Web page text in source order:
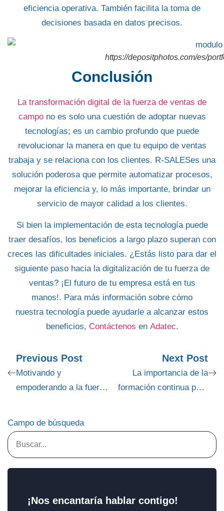
eficiencia operativa. También facilita la toma de
decisiones basada en datos precisos.
https://depositphotos.com/es/
Conclusión
La transformación digital de la fuerza de ventas de
campo no es solo una cuestión de adoptar nuevas
tecnologías; es un cambio profundo que puede
revolucionar la manera en que tu equipo de ventas
trabaja y se relaciona con los clientes. R-SALESes una
solución poderosa que permite automatizar procesos,
mejorar la eficiencia y, lo más importante, brindar un
servicio de mayor calidad a los clientes.
Si bien la implementación de esta tecnología puede
traer desafíos, los beneficios a largo plazo superan con
creces las dificultades iniciales. ¿Estás listo para dar el
siguiente paso hacia la digitalización de tu fuerza de
ventas?¡El futuro de tu empresa está en tus
manos!. Para más información sobre cómo
nuestra tecnología puede ayudarle a alcanzar estos
beneficios, Contáctenos en Adatec.
Previous Post
Motivando y
empoderando a la fuerza
altamente productivo
Next Post
La importancia de la
formación continua para
Campo de búsqueda
¡Nos encantaría hablar contigo!